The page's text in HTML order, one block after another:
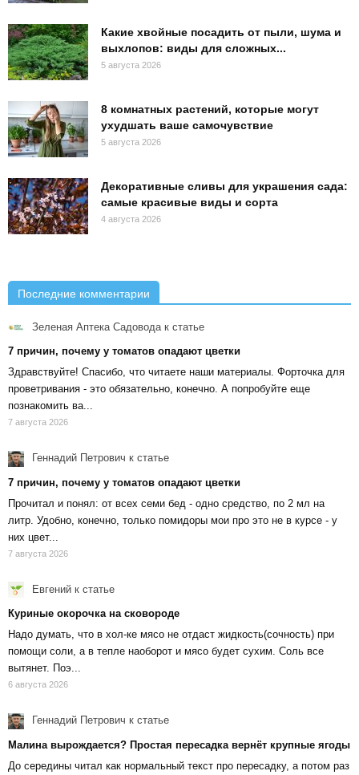
Какие хвойные посадить от пыли, шума и
выхлопов: виды для сложных...
5 августа 2026
8 комнатных растений, которые могут
ухудшать ваше самочувствие
5 августа 2026
Декоративные сливы для украшения сада:
самые красивые виды и сорта
4 августа 2026
Последние комментарии
Зеленая Аптека Садовода к статье
7 причин, почему у томатов опадают цветки
Здравствуйте! Спасибо, что читаете наши материалы. Форточка для
проветривания - это обязательно, конечно. А попробуйте еще
познакомить ва...
7 августа 2026
Геннадий Петрович к статье
7 причин, почему у томатов опадают цветки
Прочитал и понял: от всех семи бед - одно средство, по 2 мл на
литр. Удобно, конечно, только помидоры мои про это не в курсе - у
них цвет...
7 августа 2026
Евгений к статье
Куриные окорочка на сковороде
Надо думать, что в хол-ке мясо не отдаст жидкость(сочность) при
помощи соли, а в тепле наоборот и мясо будет сухим. Соль все
вытянет. Поэ...
6 августа 2026
Геннадий Петрович к статье
Малина вырождается? Простая пересадка вернёт крупные ягоды
До середины читал как нормальный текст про пересадку, а потом раз